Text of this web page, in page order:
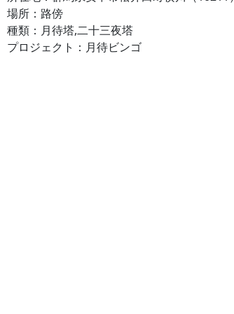
場所：路傍
種類：月待塔,二十三夜塔
プロジェクト：月待ビンゴ